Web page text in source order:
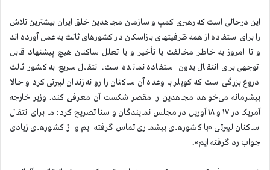
این درحالی است که رهبری کمپ و سازمان مجاهدین خلق ایران بیشترین تلاش
را برای استفاده از همه ظرفیتهای بازاسکان در کشورهای ثالث به عمل آورده اند
و تا امروز به خاطر مخالفت یا تأخیر و یا تعلل ساکنان هیچ پیشنهاد قابل
توجهی برای انتقال بدون استفاده نمانده است. انتقال سریع به کشور ثالث
دروغ بزرگی است که کوبلر با وعده آن ساکنان را روانه زندان لیبرتی کرد و حالا
بیشرمانه می‌خواهد مجاهدین را مقصر شکست آن معرفی کند. وزیر خارجه
آمریکا در ۱۷ و ۱۸ آوریل در مجلس نمایندگان و سنا تصریح کرد: ما برای انتقال
ساکنان لیبرتی «با کشورهای بیشماری تماس گرفته ایم و از کشورهای زیادی
جواب رد گرفته ایم».